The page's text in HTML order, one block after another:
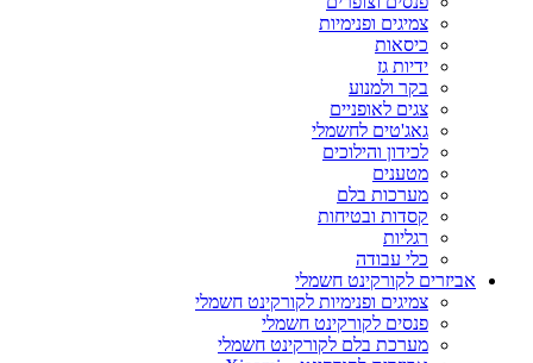
צמיגים ופנימיות
כיסאות
ידיות גז
בקר ולמנוע
צגים לאופניים
גאג'טים לחשמלי
לכידון והילוכים
מטענים
מערכות בלם
קסדות ובטיחות
רגליות
כלי עבודה
אביזרים לקורקינט חשמלי
צמיגים ופנימיות לקורקינט חשמלי
פנסים לקורקינט חשמלי
מערכת בלם לקורקינט חשמלי